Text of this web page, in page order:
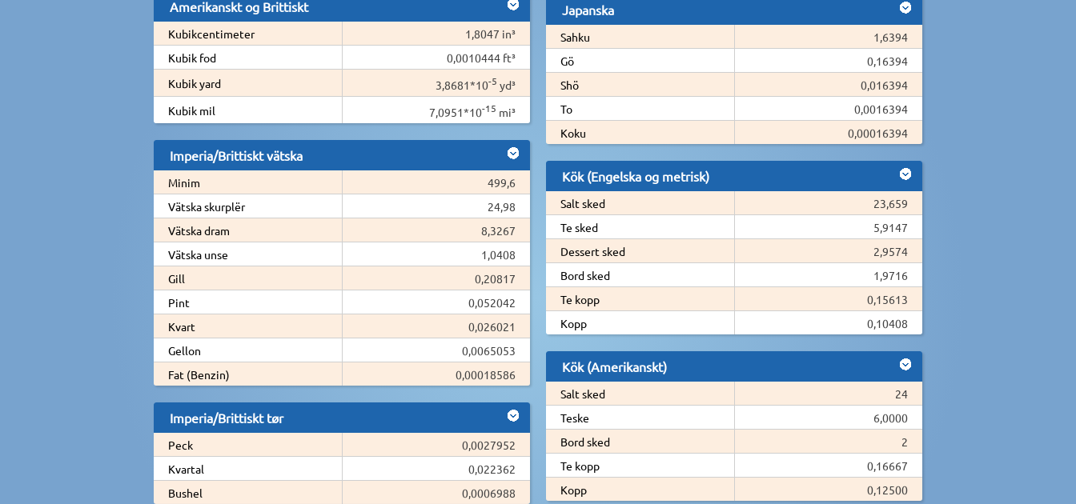
Amerikanskt og Brittiskt
Kubikcentimeter
1,8047 in³
Kubik fod
0,0010444 ft³
Kubik yard
3,8681*10-5 yd³
Kubik mil
7,0951*10-15 mi³
Imperia/Brittiskt vätska
Minim
499,6
Vätska skurplër
24,98
Vätska dram
8,3267
Vätska unse
1,0408
Gill
0,20817
Pint
0,052042
Kvart
0,026021
Gellon
0,0065053
Fat (Benzin)
0,00018586
Imperia/Brittiskt tør
Peck
0,0027952
Kvartal
0,022362
Bushel
0,0006988
Japanska
Sahku
1,6394
Gö
0,16394
Shö
0,016394
To
0,0016394
Koku
0,00016394
Kök (Engelska og metrisk)
Salt sked
23,659
Te sked
5,9147
Dessert sked
2,9574
Bord sked
1,9716
Te kopp
0,15613
Kopp
0,10408
Kök (Amerikanskt)
Salt sked
24
Teske
6,0000
Bord sked
2
Te kopp
0,16667
Kopp
0,12500